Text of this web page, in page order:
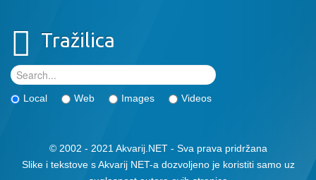
Tražilica
Local Web Images Videos
© 2002 - 2021 Akvarij.NET - Sva prava pridržana
Slike i tekstove s Akvarij NET-a dozvoljeno je koristiti samo uz